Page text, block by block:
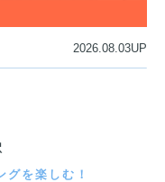
2026.08.03UP
グを楽しむ！